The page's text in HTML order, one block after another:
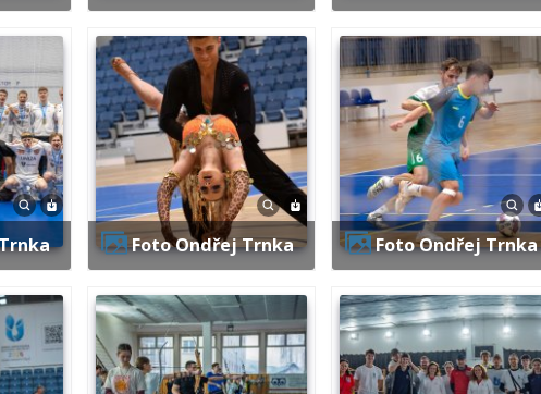
Foto Ondřej Trnka Foto Ondřej Trnka